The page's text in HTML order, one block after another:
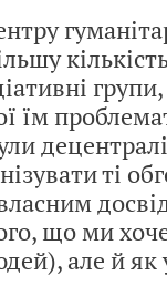
їм
ті
що ми
але й як